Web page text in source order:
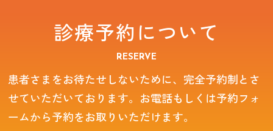
診療予約について
RESERVE
患者さまをお待たせしないために、完全予約制とさ
せていただいております。お電話もしくは予約フォ
ームから予約をお取りいただけます。